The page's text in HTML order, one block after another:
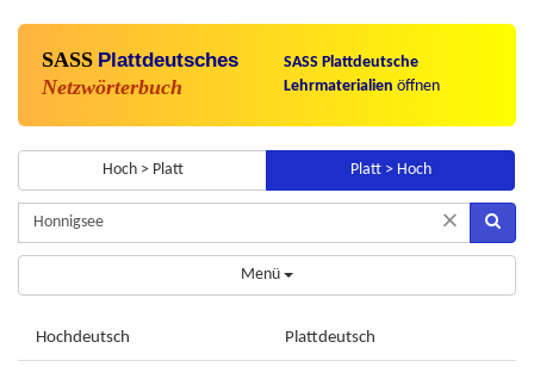
SASS Plattdeutsches
Netzwörterbuch
SASS Plattdeutsche
Lehrmaterialien öffnen
Hoch > Platt Platt > Hoch
×
Menü
Hochdeutsch Plattdeutsch